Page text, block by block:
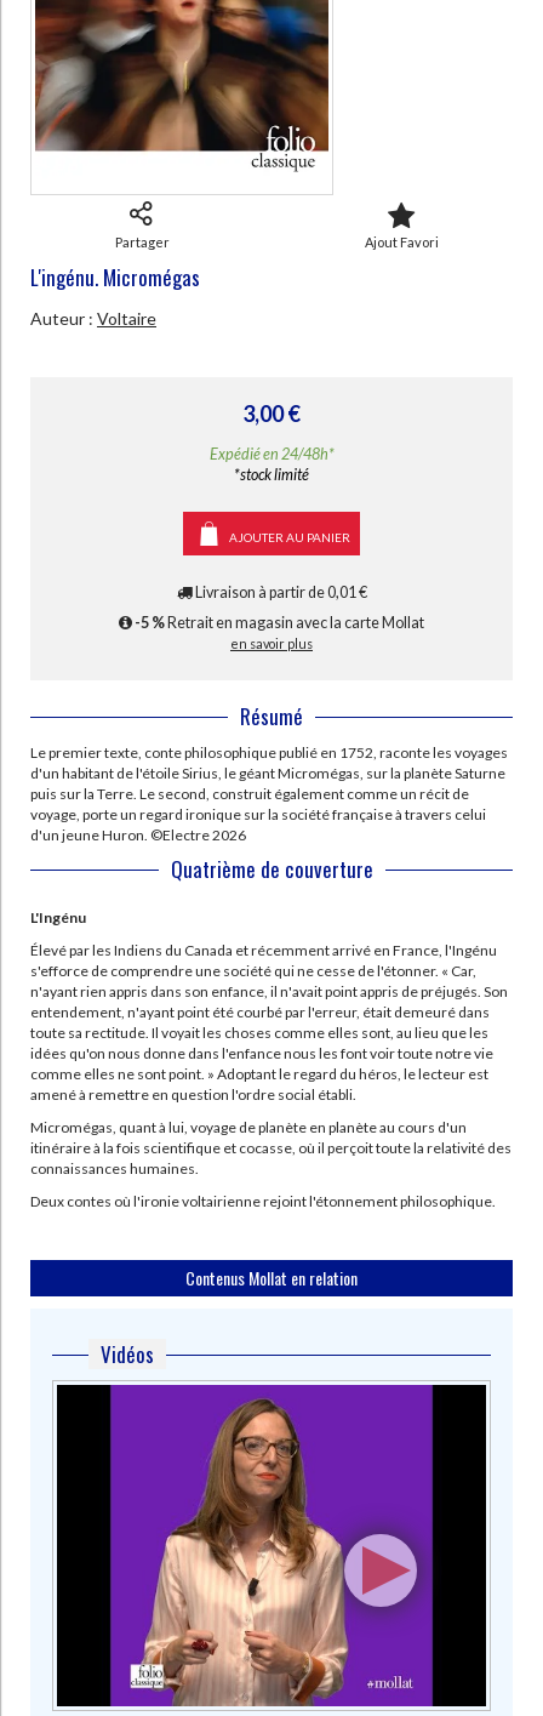
CHARGEMENT...
Bibliothèque de la Pléiade
Classiques scolaires Littérature ancienne et médiévale
Littérature de voyage
Ecologie - Environnement
Histoire de France
Histoire - Généralités
Histoire ancienne
Danse
Partager Ajout Favori
L'ingénu. Micromégas
Auteur : Voltaire
3,00 €
Expédié en 24/48h*
*stock limité
AJOUTER AU PANIER
Livraison à partir de 0,01 €
-5 % Retrait en magasin avec la carte Mollat
en savoir plus
Résumé
Le premier texte, conte philosophique publié en 1752, raconte les voyages
d'un habitant de l'étoile Sirius, le géant Micromégas, sur la planète Saturne
puis sur la Terre. Le second, construit également comme un récit de
voyage, porte un regard ironique sur la société française à travers celui
d'un jeune Huron. ©Electre 2026
Quatrième de couverture
L'Ingénu
Élevé par les Indiens du Canada et récemment arrivé en France, l'Ingénu
s'efforce de comprendre une société qui ne cesse de l'étonner. « Car,
n'ayant rien appris dans son enfance, il n'avait point appris de préjugés. Son
entendement, n'ayant point été courbé par l'erreur, était demeuré dans
toute sa rectitude. Il voyait les choses comme elles sont, au lieu que les
idées qu'on nous donne dans l'enfance nous les font voir toute notre vie
comme elles ne sont point. » Adoptant le regard du héros, le lecteur est
amené à remettre en question l'ordre social établi.
Micromégas, quant à lui, voyage de planète en planète au cours d'un
itinéraire à la fois scientifique et cocasse, où il perçoit toute la relativité des
connaissances humaines.
Deux contes où l'ironie voltairienne rejoint l'étonnement philosophique.
Contenus Mollat en relation
Vidéos